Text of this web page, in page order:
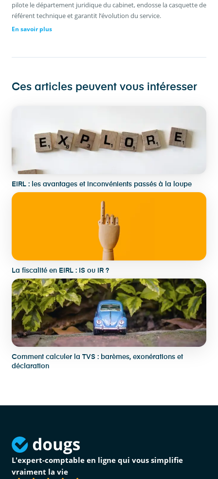
pilote le département juridique du cabinet, endosse la casquette de
référent technique et garantit l’évolution du service.
En savoir plus
Ces articles peuvent vous intéresser
EIRL : les avantages et inconvénients passés à la loupe
La fiscalité en EIRL : IS ou IR ?
Comment calculer la TVS : barèmes, exonérations et
déclaration
L'expert-comptable en ligne qui vous simplifie
vraiment la vie